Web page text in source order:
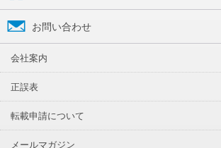
お問い合わせ
会社案内
正誤表
転載申請について
メールマガジン